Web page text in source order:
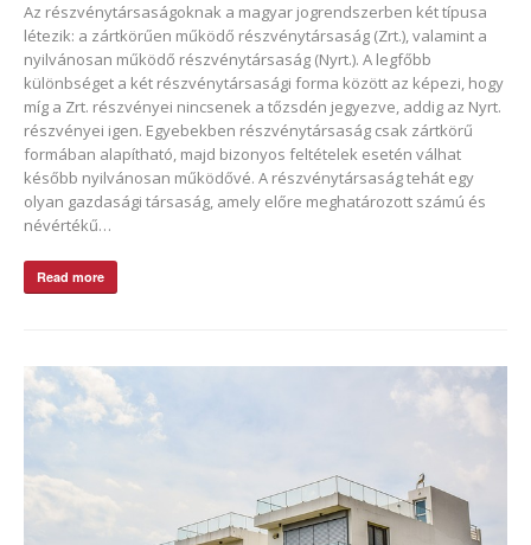
Az részvénytársaságoknak a magyar jogrendszerben két típusa
létezik: a zártkörűen működő részvénytársaság (Zrt.), valamint a
nyilvánosan működő részvénytársaság (Nyrt.). A legfőbb
különbséget a két részvénytársasági forma között az képezi, hogy
míg a Zrt. részvényei nincsenek a tőzsdén jegyezve, addig az Nyrt.
részvényei igen. Egyebekben részvénytársaság csak zártkörű
formában alapítható, majd bizonyos feltételek esetén válhat
később nyilvánosan működővé. A részvénytársaság tehát egy
olyan gazdasági társaság, amely előre meghatározott számú és
névértékű…
Read more